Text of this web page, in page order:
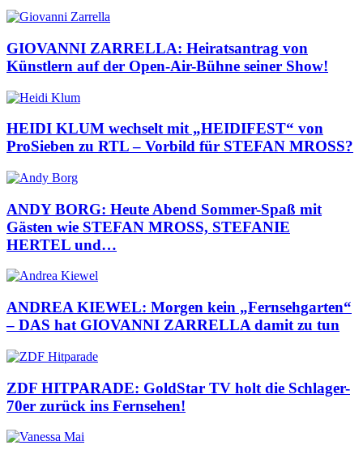
GIOVANNI ZARRELLA: Heiratsantrag von
Künstlern auf der Open-Air-Bühne seiner Show!
HEIDI KLUM wechselt mit „HEIDIFEST“ von
ProSieben zu RTL – Vorbild für STEFAN MROSS?
ANDY BORG: Heute Abend Sommer-Spaß mit
Gästen wie STEFAN MROSS, STEFANIE
HERTEL und…
ANDREA KIEWEL: Morgen kein „Fernsehgarten“
– DAS hat GIOVANNI ZARRELLA damit zu tun
ZDF HITPARADE: GoldStar TV holt die Schlager-
70er zurück ins Fernsehen!